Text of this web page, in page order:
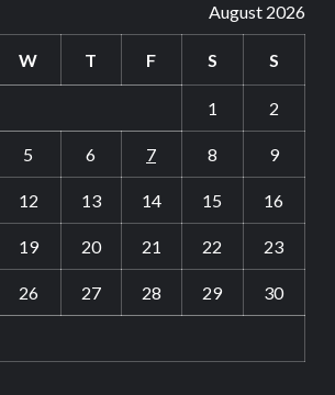
August 2026
W T F S S
1 2
5 6 7 8 9
12 13 14 15 16
19 20 21 22 23
26 27 28 29 30